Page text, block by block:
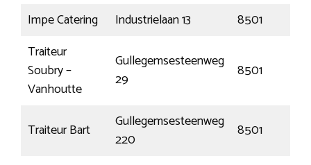
Impe Catering
Industrielaan 13 8501
Traiteur
Soubry –
Vanhoutte
Gullegemsesteenweg
29
8501
Traiteur Bart
Gullegemsesteenweg
220
8501